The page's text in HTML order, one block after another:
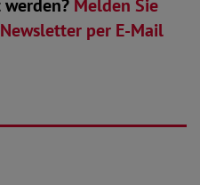
Melden Sie
per E-Mail